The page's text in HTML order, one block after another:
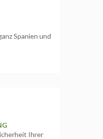
Spanien und
Ihrer